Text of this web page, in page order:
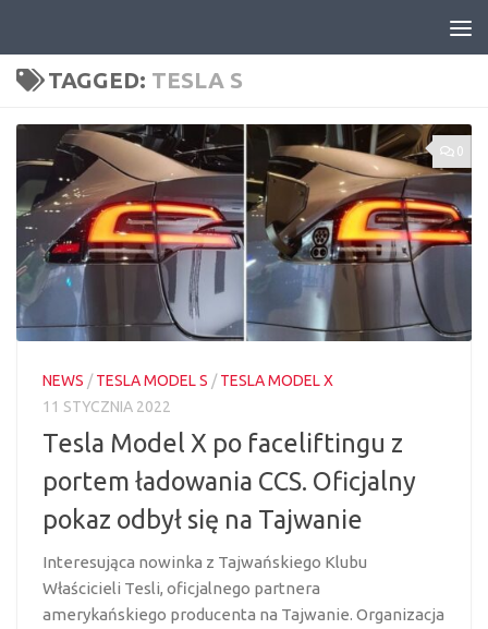
TAGGED: TESLA S
0
NEWS /TESLA MODEL S /TESLA MODEL X
11 STYCZNIA 2022
Tesla Model X po faceliftingu z
portem ładowania CCS. Oficjalny
pokaz odbył się na Tajwanie
Interesująca nowinka z Tajwańskiego Klubu
Właścicieli Tesli, oficjalnego partnera
amerykańskiego producenta na Tajwanie. Organizacja